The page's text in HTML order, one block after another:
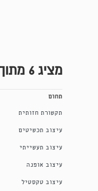
מציג6 מתוך 12846 פריטי
תחום
תקשורת חזותית
עיצוב תכשיטים
עיצוב תעשייתי
עיצוב אופנה
עיצוב טקסטיל